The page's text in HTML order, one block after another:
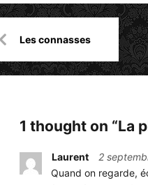
Les connasses
1 thought on “La
Laurent
2
Quand on regarde,